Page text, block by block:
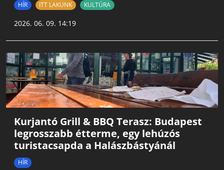
HÍR ITT LAKUNK KULTÚRA
2026. 06. 09. 14:19
Kurjantó Grill & BBQ Terasz: Budapest
legrosszabb étterme, egy lehúzós
turistacsapda a Halászbástyánál
HÍR